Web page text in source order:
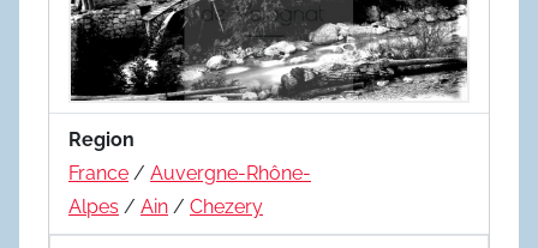
Region
France / Auvergne-Rhône-
Alpes / Ain / Chezery